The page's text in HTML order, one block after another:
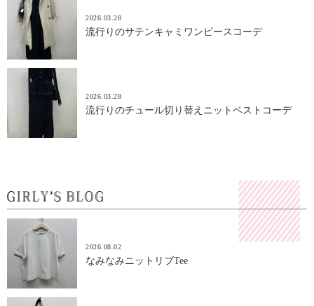
2026.03.28
流行りのサテンキャミワンピースコーデ
2026.03.28
流行りのチュール切り替えニットベストコーデ
2026.08.02
なみなみニットリブTee